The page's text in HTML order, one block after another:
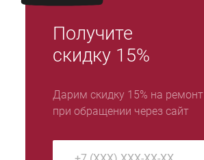
Получите
скидку 15%
Дарим скидку 15% на ремонт
при обращении через сайт